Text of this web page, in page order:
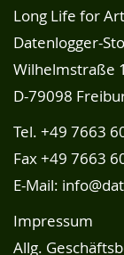
Long Life for
Datenlogger-
Wilhelmstraße 1
D-79098
Tel. +49 7663
Fax +49 7663
E-Mail:
Impressum
Allg.